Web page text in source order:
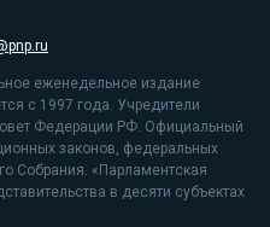
еженедельное издание
с 1997 года. Учредители
Федерации РФ. Официальный
законов, федеральных
Собрания. «Парламентская
в десяти субъектах